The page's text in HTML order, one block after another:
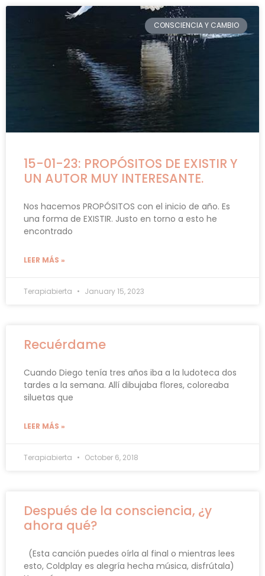
CONSCIENCIA Y CAMBIO
15-01-23: PROPÓSITOS DE EXISTIR Y
UN AUTOR MUY INTERESANTE.
Nos hacemos PROPÓSITOS con el inicio de año. Es
una forma de EXISTIR. Justo en torno a esto he
encontrado
LEER MÁS »
Terapiabierta January 15, 2023
Recuérdame
Cuando Diego tenía tres años iba a la ludoteca dos
tardes a la semana. Allí dibujaba flores, coloreaba
siluetas que
LEER MÁS »
Terapiabierta October 6, 2018
Después de la consciencia, ¿y
ahora qué?
(Esta canción puedes oírla al final o mientras lees
esto, Coldplay es alegría hecha música, disfrútala)